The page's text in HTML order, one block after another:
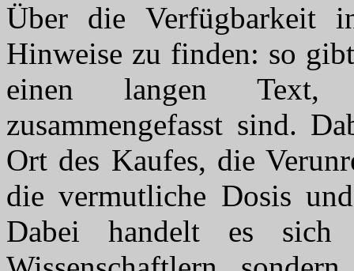
Über die Verfügbarkeit
Hinweise zu finden: so
einen langen Text,
zusammengefasst sind.
Ort des Kaufes, die
die vermutliche Dosis
Dabei handelt es